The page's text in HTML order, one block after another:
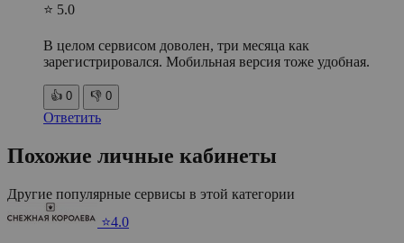
⭐ 5.0
В целом сервисом доволен, три месяца как
зарегистрировался. Мобильная версия тоже удобная.
👍 0 👎 0
Ответить
Похожие личные кабинеты
Другие популярные сервисы в этой категории
⭐4.0